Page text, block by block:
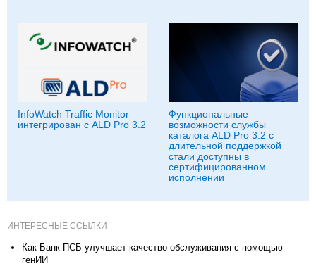
InfoWatch Traffic Monitor
интегрирован с ALD Pro 3.2
Функциональные
возможности службы
каталога ALD Pro 3.2 с
длительной поддержкой
стали доступны в
сертифицированном
исполнении
ИНТЕРЕСНЫЕ ССЫЛКИ
Как Банк ПСБ улучшает качество обслуживания с помощью
генИИ